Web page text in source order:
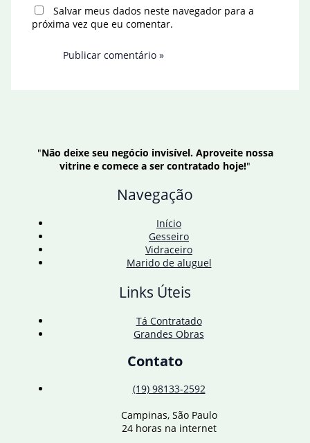
Salvar meus dados neste navegador para a
próxima vez que eu comentar.
"Não deixe seu negócio invisível. Aproveite nossa
vitrine e comece a ser contratado hoje!"
Navegação
Início
Gesseiro
Vidraceiro
Marido de aluguel
Links Úteis
Tá Contratado
Grandes Obras
Contato
(19) 98133-2592
Campinas, São Paulo
24 horas na internet